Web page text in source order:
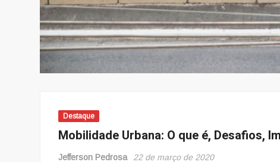
Destaque
Mobilidade Urbana: O que é, Desafios,
Jefferson Pedrosa 22 de março de 2020